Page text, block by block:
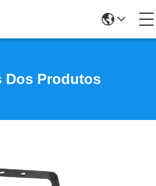
Dos Produtos